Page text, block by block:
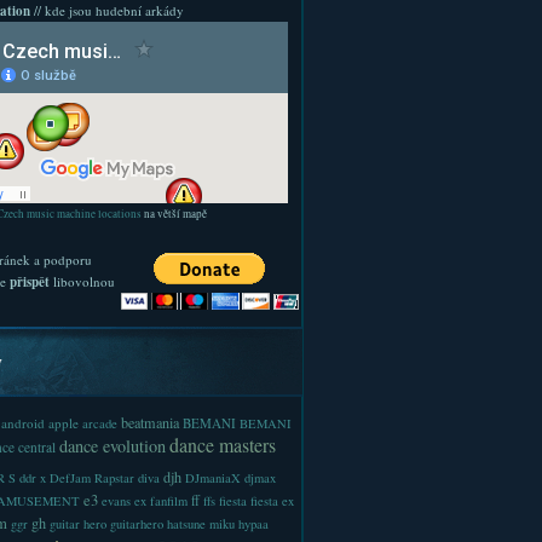
// kde jsou hudební arkády
music machine locations na větší mapě
a podporu
přispětlibovolnou
android apple arcade beatmania BEMANI BEMANI
central dance evolutiondance masters
S ddr x DefJam Rapstar diva djh DJmaniaX djmax
e3 evans ex fanfilm ff ffs fiesta fiesta ex
ggr gh guitar hero guitarhero hatsune miku hypaa